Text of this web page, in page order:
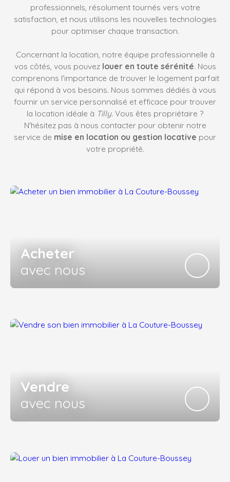
professionnels, résolument tournés vers votre
satisfaction, et nous utilisons les nouvelles technologies
pour optimiser chaque transaction.
Concernant la location, notre équipe professionnelle à
vos côtés, vous pouvez louer en toute sérénité. Nous
comprenons l'importance de trouver le logement parfait
qui répond à vos besoins. Nous sommes dédiés à vous
fournir un service personnalisé et efficace pour trouver
la location idéale à Tilly. Vous êtes propriétaire ?
N'hésitez pas à nous contacter pour obtenir notre
service de mise en location ou gestion locative pour
votre propriété.
Acheter
avec nous
Vendre
avec nous